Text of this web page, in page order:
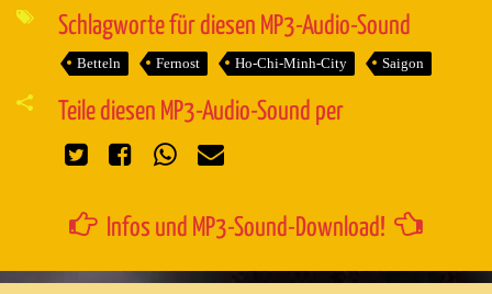
Schlagworte für diesen MP3-Audio-Sound
Betteln Fernost Ho-Chi-Minh-City Saigon
Teile diesen MP3-Audio-Sound per
Infos und MP3-Sound-Download!